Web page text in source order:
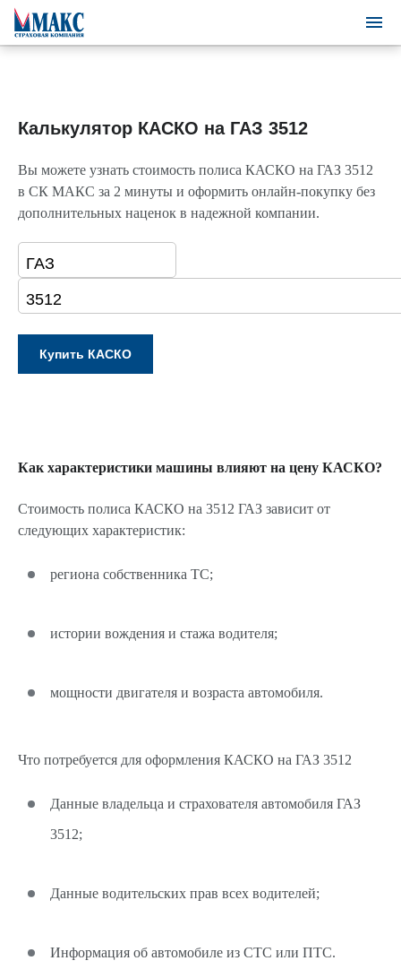
Калькулятор КАСКО на ГАЗ 3512
Вы можете узнать стоимость полиса КАСКО на ГАЗ 3512
в СК МАКС за 2 минуты и оформить онлайн-покупку без
дополнительных наценок в надежной компании.
Как характеристики машины влияют на цену КАСКО?
Стоимость полиса КАСКО на 3512 ГАЗ зависит от
следующих характеристик:
региона собственника ТС;
истории вождения и стажа водителя;
мощности двигателя и возраста автомобиля.
Что потребуется для оформления КАСКО на ГАЗ 3512
Данные владельца и страхователя автомобиля ГАЗ
3512;
Данные водительских прав всех водителей;
Информация об автомобиле из СТС или ПТС.